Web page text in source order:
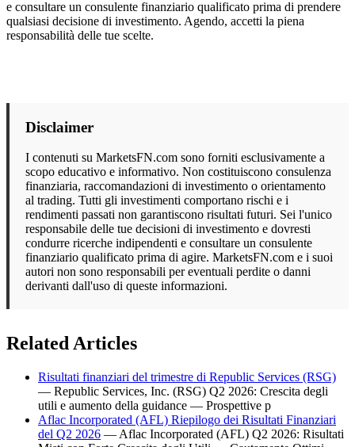
e consultare un consulente finanziario qualificato prima di prendere
qualsiasi decisione di investimento. Agendo, accetti la piena
responsabilità delle tue scelte.
Disclaimer
I contenuti su MarketsFN.com sono forniti esclusivamente a
scopo educativo e informativo. Non costituiscono consulenza
finanziaria, raccomandazioni di investimento o orientamento
al trading. Tutti gli investimenti comportano rischi e i
rendimenti passati non garantiscono risultati futuri. Sei l'unico
responsabile delle tue decisioni di investimento e dovresti
condurre ricerche indipendenti e consultare un consulente
finanziario qualificato prima di agire. MarketsFN.com e i suoi
autori non sono responsabili per eventuali perdite o danni
derivanti dall'uso di queste informazioni.
Related Articles
Risultati finanziari del trimestre di Republic Services (RSG)
— Republic Services, Inc. (RSG) Q2 2026: Crescita degli
utili e aumento della guidance — Prospettive p
Aflac Incorporated (AFL) Riepilogo dei Risultati Finanziari
del Q2 2026 — Aflac Incorporated (AFL) Q2 2026: Risultati